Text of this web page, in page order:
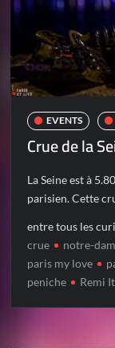
EVENTS
Crue de la
La Seine est à
parisien. Cette
entre tous les
crue notre-
paris my love
peniche
Remi